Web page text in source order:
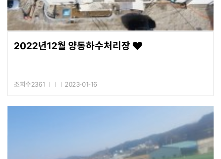
2022년12월 양동하수처리장
조회수2361 2023-01-16